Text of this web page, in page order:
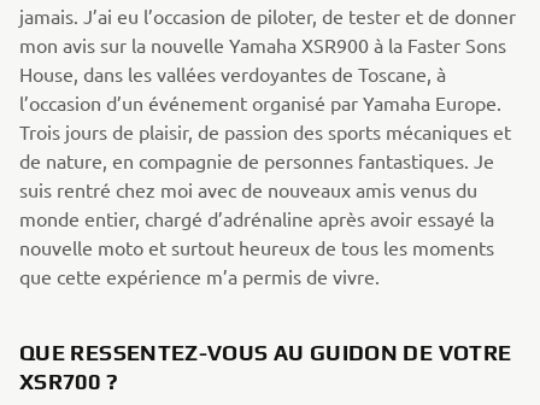
jamais. J’ai eu l’occasion de piloter, de tester et de donner
mon avis sur la nouvelle Yamaha XSR900 à la Faster Sons
House, dans les vallées verdoyantes de Toscane, à
l’occasion d’un événement organisé par Yamaha Europe.
Trois jours de plaisir, de passion des sports mécaniques et
de nature, en compagnie de personnes fantastiques. Je
suis rentré chez moi avec de nouveaux amis venus du
monde entier, chargé d’adrénaline après avoir essayé la
nouvelle moto et surtout heureux de tous les moments
que cette expérience m’a permis de vivre.
QUE RESSENTEZ-VOUS AU GUIDON DE VOTRE
XSR700 ?